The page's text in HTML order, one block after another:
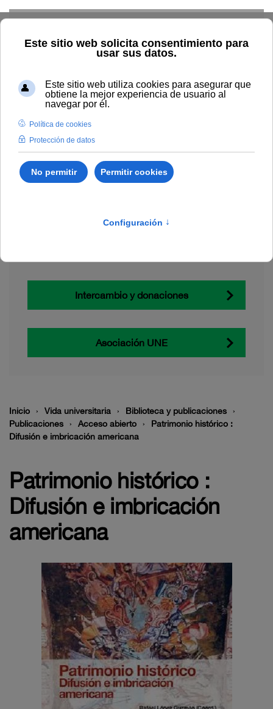
Explorar el catálogo
Dónde comprar
Intercambio y donaciones
Asociación UNE
Inicio Vida universitaria
Biblioteca y publicaciones
Publicaciones
Acceso abierto
Patrimonio histórico :
Difusión e imbricación americana
Patrimonio histórico :
Difusión e imbricación
americana